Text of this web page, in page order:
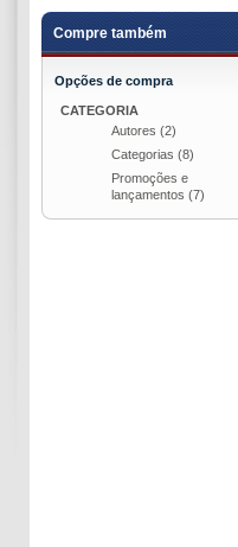
Compre também
Opções de compra
CATEGORIA
Autores (2)
Categorias (8)
Promoções e
lançamentos (7)